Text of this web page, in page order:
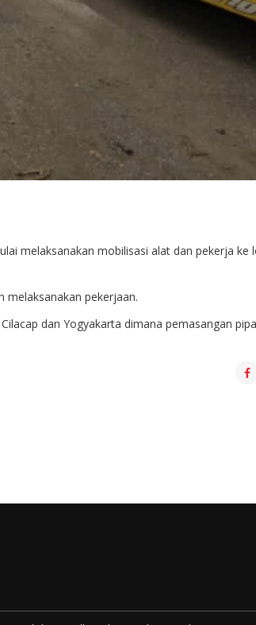
melaksanakan mobilisasi alat dan pekerja ke
melaksanakan pekerjaan.
dan Yogyakarta dimana pemasangan